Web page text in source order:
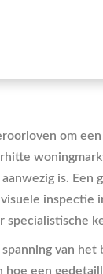
om
is.
inspectie
specialistische
van
hoe een